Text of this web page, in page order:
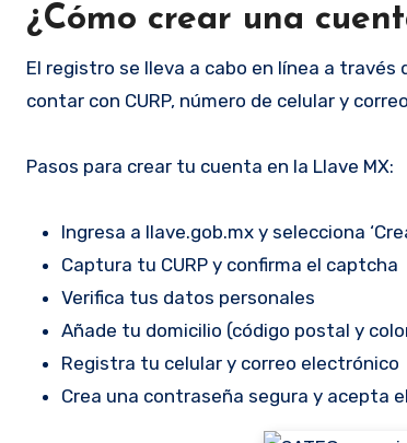
¿Cómo crear una
El registro se lleva a cabo en línea a
contar con CURP, número de celular y
Pasos para crear tu cuenta en la Llave MX:
Ingresa a llave.gob.mx y selecciona
Captura tu CURP y confirma el captcha
Verifica tus datos personales
Añade tu domicilio (código postal y
Registra tu celular y correo electrónico
Crea una contraseña segura y acepta